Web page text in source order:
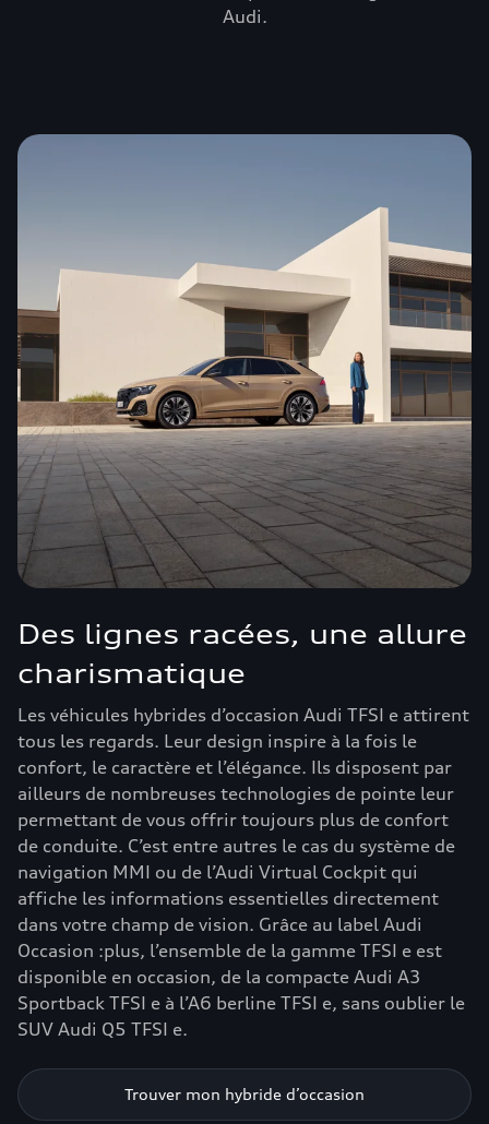
Audi.
Des lignes racées, une allure
charismatique
Les véhicules hybrides d’occasion Audi TFSI e attirent
tous les regards. Leur design inspire à la fois le
confort, le caractère et l’élégance. Ils disposent par
ailleurs de nombreuses technologies de pointe leur
permettant de vous offrir toujours plus de confort
de conduite. C’est entre autres le cas du système de
navigation MMI ou de l’Audi Virtual Cockpit qui
affiche les informations essentielles directement
dans votre champ de vision. Grâce au label Audi
Occasion :plus, l’ensemble de la gamme TFSI e est
disponible en occasion, de la compacte Audi A3
Sportback TFSI e à l’A6 berline TFSI e, sans oublier le
SUV Audi Q5 TFSI e.
Trouver mon hybride d’occasion